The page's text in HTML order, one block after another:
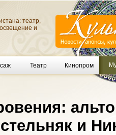
театр,
и
Театр Кинопром
и